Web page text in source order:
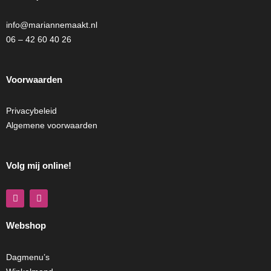
info@mariannemaakt.nl
06 – 42 60 40 26
Voorwaarden
Privacybeleid
Algemene voorwaarden
Volg mij online!
F
a
c
e
b
k
I
n
s
a
a
Webshop
Dagmenu’s